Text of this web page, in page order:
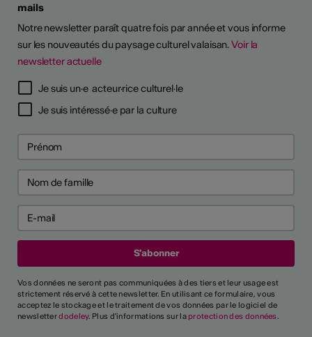
D'ARTISTES
mails
Notre newsletter paraît quatre fois par année et vous informe
sur les nouveautés du paysage culturel valaisan.Voir la
newsletter actuelle
Je suis un·e acteur·rice culturel·le
Je suis intéressé·e par la culture
Vos données ne seront pas communiquées à des tiers et leur usage est
strictement réservé à cette newsletter. En utilisant ce formulaire, vous
acceptez le stockage et le traitement de vos données par le logiciel de
newsletterdodeley. Plus d'informations sur la protection des données.